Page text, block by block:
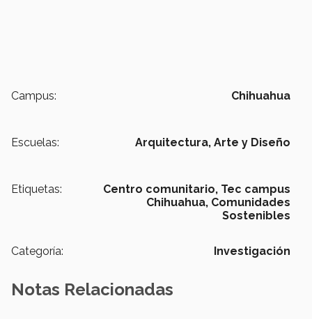
Campus: Chihuahua
Escuelas: Arquitectura, Arte y Diseño
Etiquetas: Centro comunitario, Tec campus
Chihuahua, Comunidades
Sostenibles
Categoría: Investigación
Notas Relacionadas